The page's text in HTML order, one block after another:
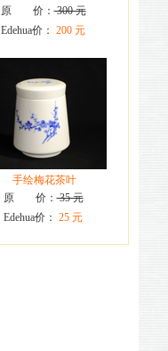
原 价：300 元
Edehua价： 200 元
手绘梅花茶叶
原 价：35 元
Edehua价： 25 元